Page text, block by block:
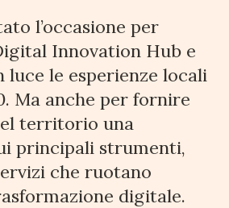
l’occasione per
Innovation Hub e
le esperienze locali
Ma anche per fornire
territorio una
principali strumenti,
che ruotano
digitale.